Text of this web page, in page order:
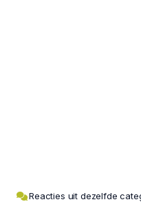
Reacties uit dezelfde